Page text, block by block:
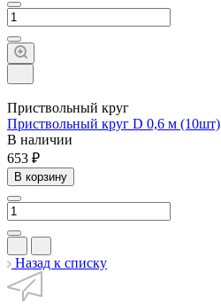
Приствольный круг
Приствольный круг D 0,6 м (10шт)
В наличии
653 ₽
В корзину
Назад к списку